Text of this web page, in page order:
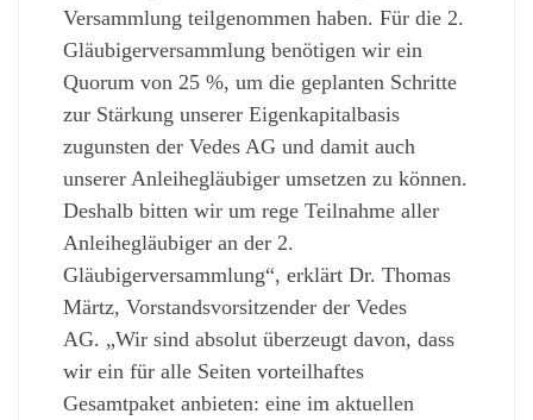
Versammlung teilgenommen haben. Für die 2.
Gläubigerversammlung benötigen wir ein
Quorum von 25 %, um die geplanten Schritte
zur Stärkung unserer Eigenkapitalbasis
zugunsten der Vedes AG und damit auch
unserer Anleihegläubiger umsetzen zu können.
Deshalb bitten wir um rege Teilnahme aller
Anleihegläubiger an der 2.
Gläubigerversammlung“, erklärt Dr. Thomas
Märtz, Vorstandsvorsitzender der Vedes
AG. „Wir sind absolut überzeugt davon, dass
wir ein für alle Seiten vorteilhaftes
Gesamtpaket anbieten: eine im aktuellen